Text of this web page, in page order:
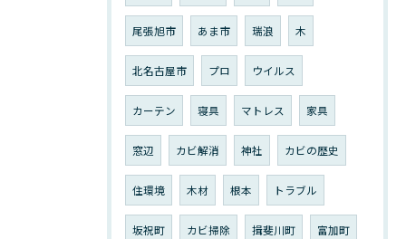
尾張旭市 あま市 瑞浪 木
北名古屋市 プロ ウイルス
カーテン 寝具 マトレス 家具
窓辺 カビ解消 神社 カビの歴史
住環境 木材 根本 トラブル
坂祝町 カビ掃除 揖斐川町 富加町